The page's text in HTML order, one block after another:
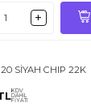
SİYAH CHIP 22K
KDV
DAHİL
FİYATI